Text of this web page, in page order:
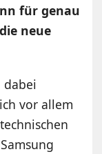
für genau
neue
dabei
vor allem